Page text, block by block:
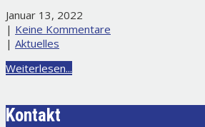
Januar 13, 2022
| Keine Kommentare
| Aktuelles
Weiterlesen...
Kontakt